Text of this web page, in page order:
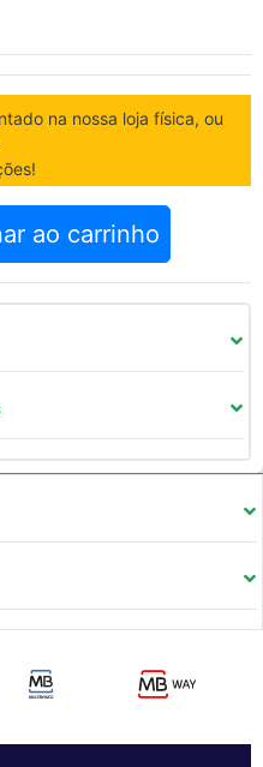
na nossa loja física, ou
ao carrinho